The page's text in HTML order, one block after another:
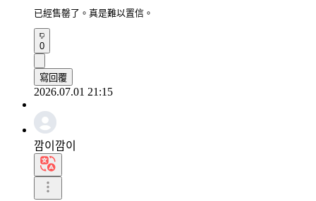
已經售罄了。真是難以置信。
0
寫回覆
2026.07.01 21:15
깜이깜이